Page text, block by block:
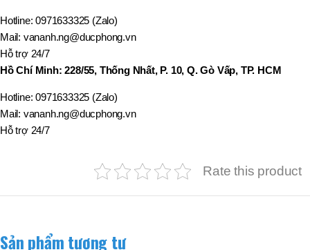
Hotline: 0971633325 (Zalo)
Mail: vananh.ng@ducphong.vn
Hỗ trợ 24/7
Hồ Chí Minh: 228/55, Thống Nhất, P. 10, Q. Gò Vấp, TP. HCM
Hotline: 0971633325 (Zalo)
Mail: vananh.ng@ducphong.vn
Hỗ trợ 24/7
Rate this product
Sản phẩm tương tự